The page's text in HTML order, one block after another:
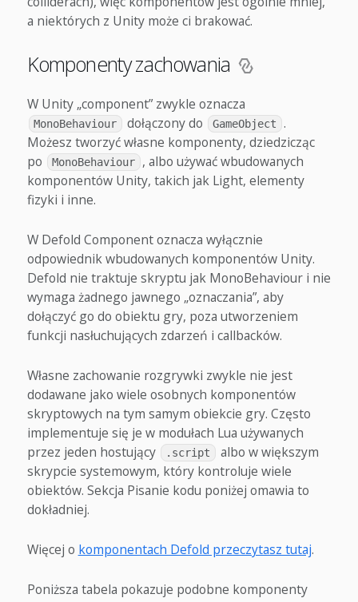
a niektórych z Unity może ci brakować.
Komponenty zachowania
W Unity „component” zwykle oznacza
MonoBehaviour dołączony do GameObject
.
Możesz tworzyć własne komponenty, dziedzicząc
po
MonoBehaviour
, albo używać wbudowanych
komponentów Unity, takich jak Light, elementy
fizyki i inne.
W Defold Component oznacza wyłącznie
odpowiednik wbudowanych komponentów Unity.
Defold nie traktuje skryptu jak MonoBehaviour i nie
wymaga żadnego jawnego „oznaczania”, aby
dołączyć go do obiektu gry, poza utworzeniem
funkcji nasłuchujących zdarzeń i callbacków.
Własne zachowanie rozgrywki zwykle nie jest
dodawane jako wiele osobnych komponentów
skryptowych na tym samym obiekcie gry. Często
implementuje się je w modułach Lua używanych
przez jeden hostujący
.script
albo w większym
skrypcie systemowym, który kontroluje wiele
obiektów. Sekcja Pisanie kodu poniżej omawia to
dokładniej.
Więcej o komponentach Defold przeczytasz tutaj.
Poniższa tabela pokazuje podobne komponenty